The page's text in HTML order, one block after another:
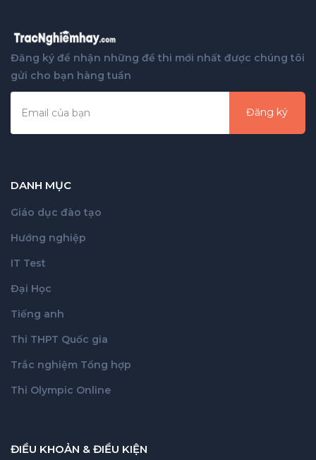
Đăng ký để nhận những đề thi mới nhất được chúng tôi
gửi cho bạn hàng tuần
Đăng ký
DANH MỤC
Giáo dục đào tạo
Hướng nghiệp
IT Test
Đại Học
Tiếng anh
Thi THPT Quốc gia
Trắc nghiệm Tổng hợp
Thi Olympic Online
ĐIỀU KHOẢN & ĐIỀU KIỆN